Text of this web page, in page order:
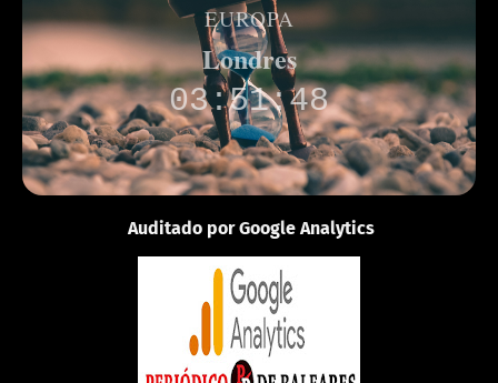
EUROPA
Londres
03:51:48
Auditado por Google Analytics